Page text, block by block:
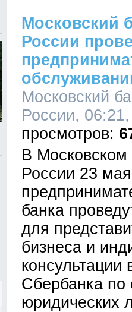
Московский
России
Московский
России,
В Московском
России 23
банка
для
бизнеса и
консультации
Сбербанка
юридических